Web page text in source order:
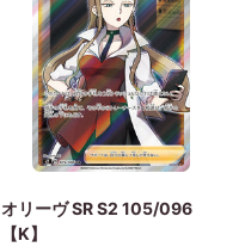
オリーヴ SR S2 105/096
【K】